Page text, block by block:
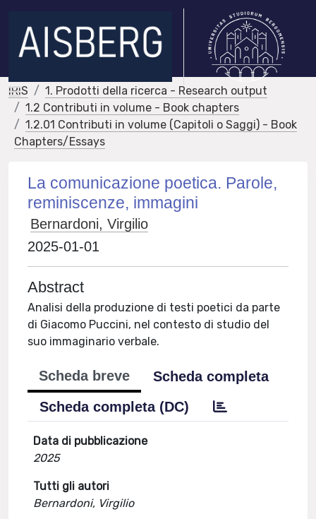
IRIS
1. Prodotti della ricerca - Research output
1.2 Contributi in volume - Book chapters
1.2.01 Contributi in volume (Capitoli o Saggi) - Book
Chapters/Essays
La comunicazione poetica. Parole,
reminiscenze, immagini
Bernardoni, Virgilio
2025-01-01
Abstract
Analisi della produzione di testi poetici da parte
di Giacomo Puccini, nel contesto di studio del
suo immaginario verbale.
Scheda breve
Scheda completa
Scheda completa (DC)
Data di pubblicazione
2025
Tutti gli autori
Bernardoni, Virgilio